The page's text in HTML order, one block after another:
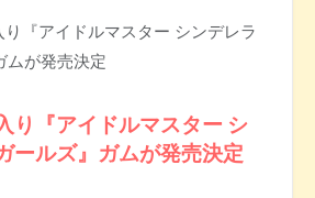
り『アイドルマスター シンデレラ
ムが発売決定
り『アイドルマスター シ
ールズ』ガムが発売決定